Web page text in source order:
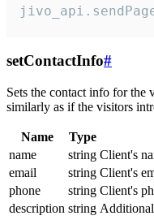
setContactInfo#
Sets the contact info for the
similarly as if the visitors
Name Type
name
string Client's
email
string Client's
phone
string Client's
description string